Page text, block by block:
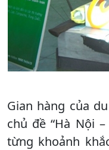
Gian hàng của
chủ đề “Hà Nội
từng khoảnh